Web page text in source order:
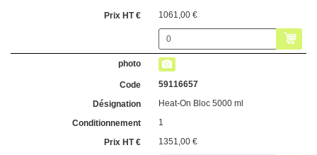
1061,00 €
59116657
Heat-On Bloc 5000 ml
1
1351,00 €